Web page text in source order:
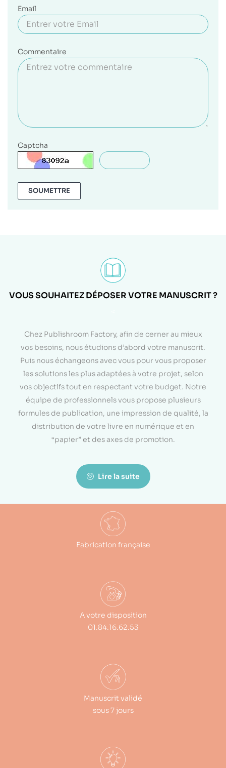
Email
Commentaire
Captcha
SOUMETTRE
VOUS SOUHAITEZ DÉPOSER VOTRE MANUSCRIT ?
Chez Publishroom Factory, afin de cerner au mieux
vos besoins, nous étudions d’abord votre manuscrit.
Puis nous échangeons avec vous pour vous proposer
les solutions les plus adaptées à votre projet, selon
vos objectifs tout en respectant votre budget. Notre
équipe de professionnels vous propose plusieurs
formules de publication, une impression de qualité, la
distribution de votre livre en numérique et en
“papier” et des axes de promotion.
Lire la suite
Fabrication française
A votre disposition
01.84.16.62.53
Manuscrit validé
sous 7 jours